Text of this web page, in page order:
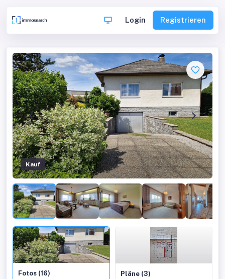
Login Registrieren
Kauf
Fotos (16) Pläne (3)